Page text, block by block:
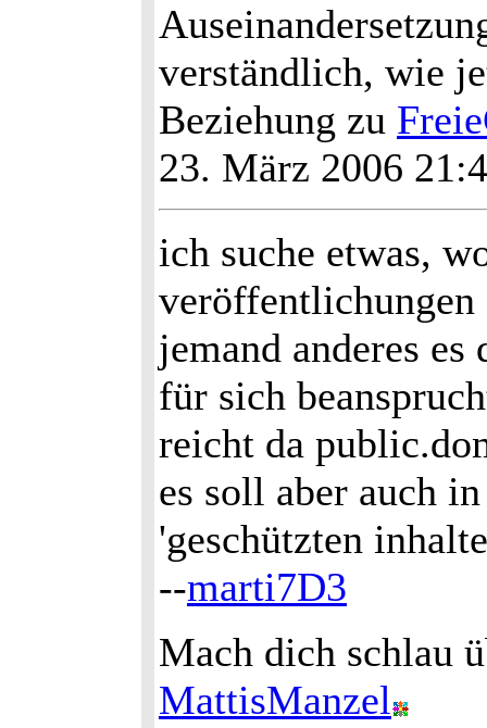
verständlich, wie
Beziehung zu
23. März 2006
ich suche etwas,
veröffentlichungen
jemand anderes
für sich
reicht da
es soll aber auch
'geschützten
--marti7D3
Mach dich schlau
MattisManzel